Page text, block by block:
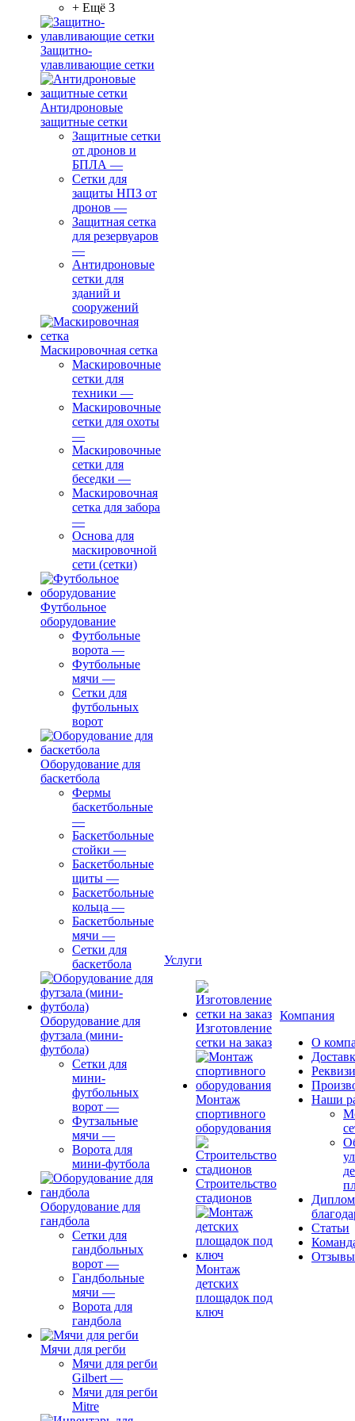
+ Ещё 3
Защитно-
улавливающие сетки
Антидроновые
защитные сетки
Защитные сетки
от дронов и
БПЛА —
Сетки для
защиты НПЗ от
дронов —
Защитная сетка
для резервуаров
—
Антидроновые
сетки для
зданий и
сооружений
Маскировочная сетка
Маскировочные
сетки для
техники —
Маскировочные
сетки для охоты
—
Маскировочные
сетки для
беседки —
Маскировочная
сетка для забора
—
Основа для
маскировочной
сети (сетки)
Футбольное
оборудование
Футбольные
ворота —
Футбольные
мячи —
Сетки для
футбольных
ворот
Оборудование для
баскетбола
Фермы
баскетбольные
—
Баскетбольные
стойки —
Баскетбольные
щиты —
Баскетбольные
кольца —
Баскетбольные
мячи —
Сетки для
баскетбола
Оборудование для
футзала (мини-
футбола)
Сетки для
мини-
футбольных
ворот —
Футзальные
мячи —
Ворота для
мини-футбола
Оборудование для
гандбола
Сетки для
гандбольных
ворот —
Гандбольные
мячи —
Ворота для
гандбола
Мячи для регби
Мячи для регби
Gilbert —
Мячи для регби
Mitre
Услуги
Изготовление
сетки на заказ
Монтаж
спортивного
оборудования
Строительство
стадионов
Монтаж
детских
площадок под
ключ
Компания
О
Наши
Статьи
Отзывы